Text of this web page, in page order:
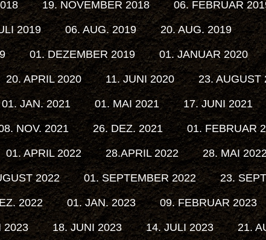
19. NOVEMBER 2018 06. FEBRUAR
2019 06. AUG. 2019 20. AUG. 2019
01. DEZEMBER 2019 01. JANUAR 2020
20. APRIL 2020 11. JUNI 2020 23. AUGUST
01. JAN. 2021 01. MAI 2021 17. JUNI 2021
NOV. 2021 26. DEZ. 2021 01. FEBRUAR
01. APRIL 2022 28.APRIL 2022 28. MAI
2022 01. SEPTEMBER 2022 23.
2022 01. JAN. 2023 09. FEBRUAR 2023
2023 18. JUNI 2023 14. JULI 2023 21.